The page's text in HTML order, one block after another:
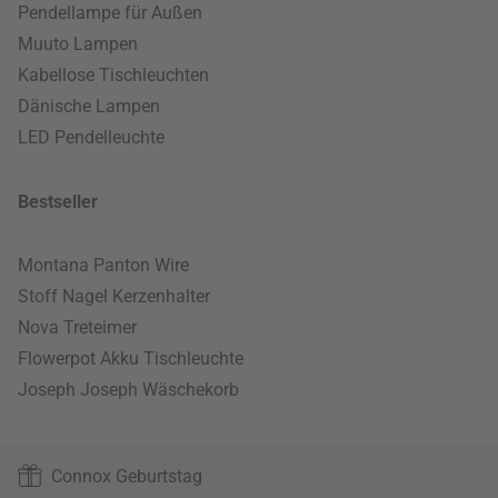
Pendellampe für Außen
Muuto Lampen
Kabellose Tischleuchten
Dänische Lampen
LED Pendelleuchte
Bestseller
Montana Panton Wire
Stoff Nagel Kerzenhalter
Nova Treteimer
Flowerpot Akku Tischleuchte
Joseph Joseph Wäschekorb
Connox Geburtstag